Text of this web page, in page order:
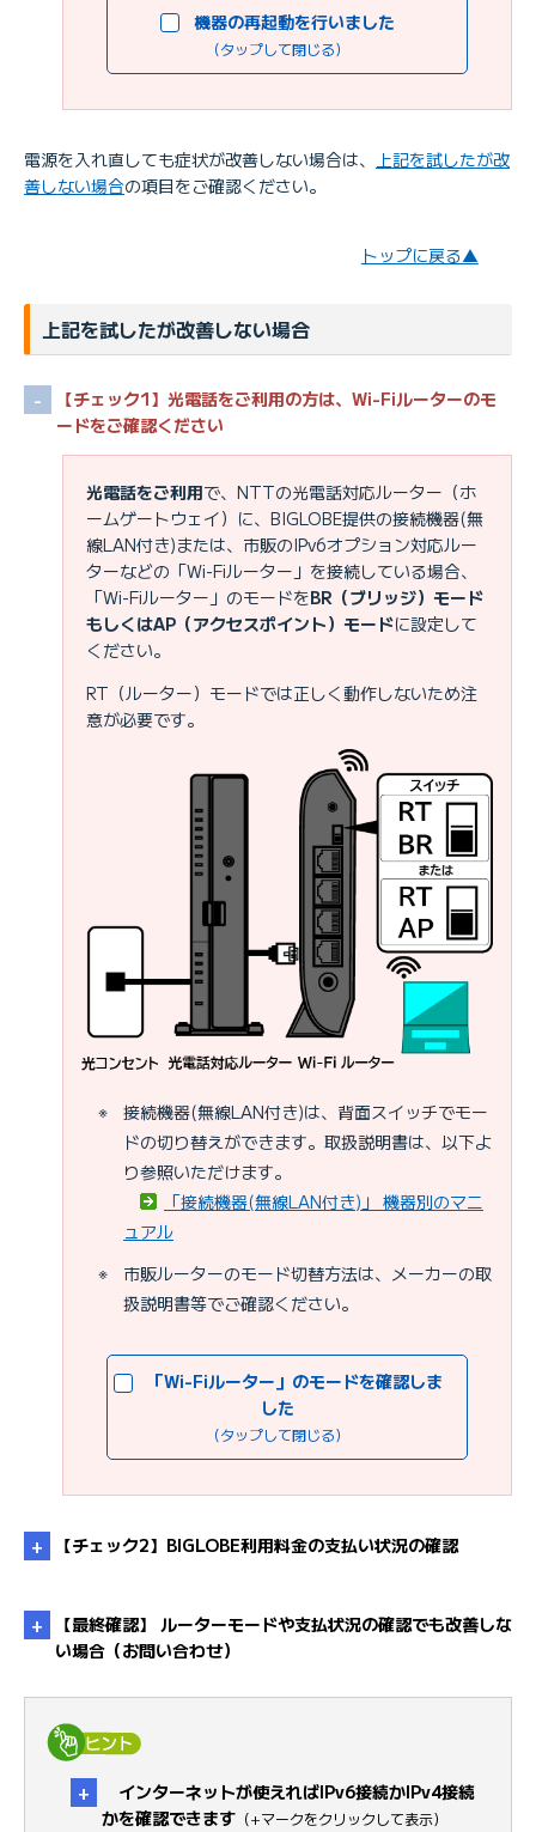
機器の再起動を行いました
（タップして閉じる）
電源を入れ直しても症状が改善しない場合は、
上記を試したが改
善しない場合の項目をご確認ください。
トップに戻る▲
上記を試したが改善しない場合
【チェック1】光電話をご利用の方は、Wi-Fiルーターのモ
ードをご確認ください
光電話をご利用で、NTTの光電話対応ルーター（ホ
ームゲートウェイ）に、BIGLOBE提供の接続機器(無
線LAN付き)または、市販のIPv6オプション対応ルー
ターなどの「Wi-Fiルーター」を接続している場合、
「Wi-Fiルーター」のモードをBR（ブリッジ）モード
もしくはAP（アクセスポイント）モードに設定して
ください。
RT（ルーター）モードでは正しく動作しないため注
意が必要です。
※
接続機器(無線LAN付き)は、背面スイッチでモー
ドの切り替えができます。取扱説明書は、以下よ
り参照いただけます。
「接続機器(無線LAN付き)」 機器別のマニ
ュアル
※
市販ルーターのモード切替方法は、メーカーの取
扱説明書等でご確認ください。
「Wi-Fiルーター」のモードを確認しま
した
（タップして閉じる）
【チェック2】BIGLOBE利用料金の支払い状況の確認
【最終確認】 ルーターモードや支払状況の確認でも改善しな
い場合（お問い合わせ）
法4へ
インターネットが使えればIPv6接続かIPv4接続
かを確認できます （+マークをクリックして表示）